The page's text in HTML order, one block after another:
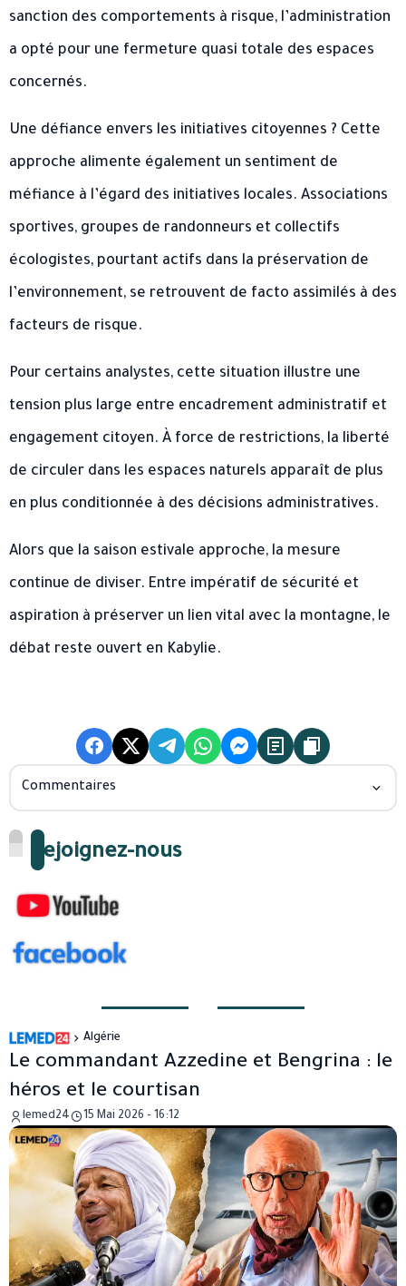
sanction des comportements à risque, l’administration
a opté pour une fermeture quasi totale des espaces
concernés.
Une défiance envers les initiatives citoyennes ? Cette
approche alimente également un sentiment de
méfiance à l’égard des initiatives locales. Associations
sportives, groupes de randonneurs et collectifs
écologistes, pourtant actifs dans la préservation de
l’environnement, se retrouvent de facto assimilés à des
facteurs de risque.
Pour certains analystes, cette situation illustre une
tension plus large entre encadrement administratif et
engagement citoyen. À force de restrictions, la liberté
de circuler dans les espaces naturels apparaît de plus
en plus conditionnée à des décisions administratives.
Alors que la saison estivale approche, la mesure
continue de diviser. Entre impératif de sécurité et
aspiration à préserver un lien vital avec la montagne, le
débat reste ouvert en Kabylie.
Commentaires
Rejoignez-nous
Algérie
Le commandant Azzedine et Bengrina : le
héros et le courtisan
lemed24 15 Mai 2026 - 16:12